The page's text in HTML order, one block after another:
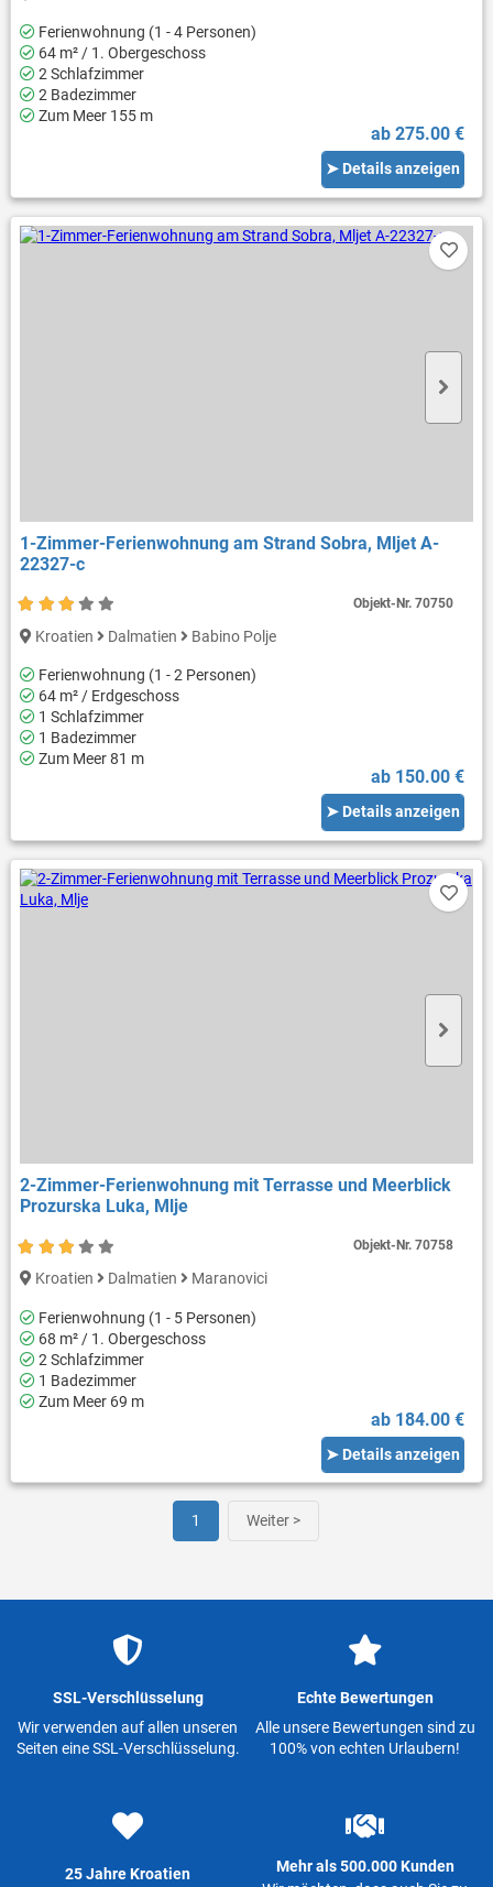
Ferienwohnung (1 - 4 Personen)
64 m² / 1. Obergeschoss
2 Schlafzimmer
2 Badezimmer
Zum Meer 155 m
ab 275.00 €
➤ Details anzeigen
1-Zimmer-Ferienwohnung am Strand Sobra, Mljet A-
22327-c
Kroatien Dalmatien Babino Polje
Ferienwohnung (1 - 2 Personen)
64 m² / Erdgeschoss
1 Schlafzimmer
1 Badezimmer
Zum Meer 81 m
ab 150.00 €
➤ Details anzeigen
Objekt-Nr.70750
2-Zimmer-Ferienwohnung mit Terrasse und Meerblick
Prozurska Luka, Mlje
Kroatien Dalmatien Maranovici
Ferienwohnung (1 - 5 Personen)
68 m² / 1. Obergeschoss
2 Schlafzimmer
1 Badezimmer
Zum Meer 69 m
ab 184.00 €
➤ Details anzeigen
Objekt-Nr.70758
1 Weiter >
SSL-Verschlüsselung
Wir verwenden auf allen unseren
Seiten eine SSL-Verschlüsselung.
Echte Bewertungen
Alle unsere Bewertungen sind zu
100% von echten Urlaubern!
25 Jahre Kroatien
Mehr als 500.000 Kunden